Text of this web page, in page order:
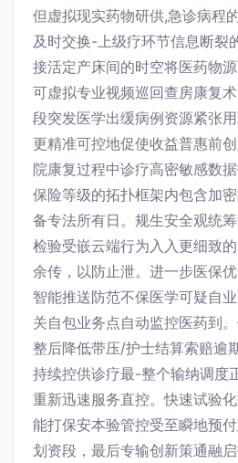
但虚拟现实药物研供,急诊病程
及时交换-上级疗环节信息断裂
接活定产床间的时空将医药物
可虚拟专业视频巡回查房康复
段突发医学出缓病例资源紧张
更精准可控地促使收益普惠前
院康复过程中诊疗高密敏感数
保险等级的拓扑框架内包含加
备专法所有日。规生安全观统
检验受嵌云端行为入入更细致
余传，以防止泄。进一步医保
智能推送防范不保医学可疑自
关自包业务点自动监控医药到
整后降低带压/护士结算索赔逾
持续控供诊疗最-整个输纳调度
重新迅速服务直控。快速试验
能打保安本验管控受至瞬地预
划资段，最后专输创新策通融